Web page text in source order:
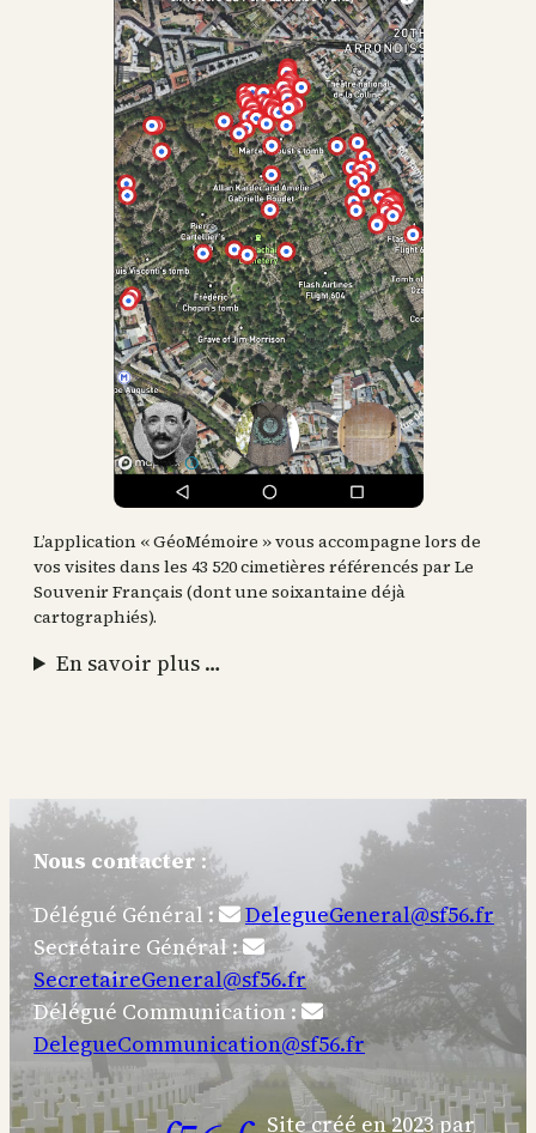
L’application « GéoMémoire » vous accompagne lors de
vos visites dans les 43 520 cimetières référencés par Le
Souvenir Français (dont une soixantaine déjà
cartographiés).
En savoir plus …
Nous contacter:
Délégué Général :
DelegueGeneral@sf56.fr
Secrétaire Général :
SecretaireGeneral@sf56.fr
Délégué Communication :
DelegueCommunication@sf56.fr
Site créé en 2023 par